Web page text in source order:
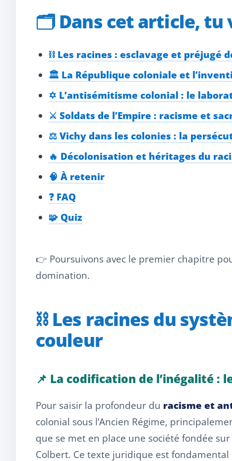
🗂️Dans cet article, tu
⛓️ Les racines : esclavage et préjugé
🏛️ La République coloniale et
✡️ L’antisémitisme colonial : le
⚔️ Soldats de l’Empire : racisme et
⚖️ Vichy dans les colonies : la
🔥 Décolonisation et héritages du
🧠 À retenir
❓ FAQ
🧩 Quiz
👉 Poursuivons avec le premier chapitre
domination.
⛓️ Les racines du
couleur
📌 La codification de l’inégalité :
Pour saisir la profondeur du racisme et
colonial sous l’Ancien Régime,
que se met en place une société fondée sur
Colbert. Ce texte juridique est fondamental